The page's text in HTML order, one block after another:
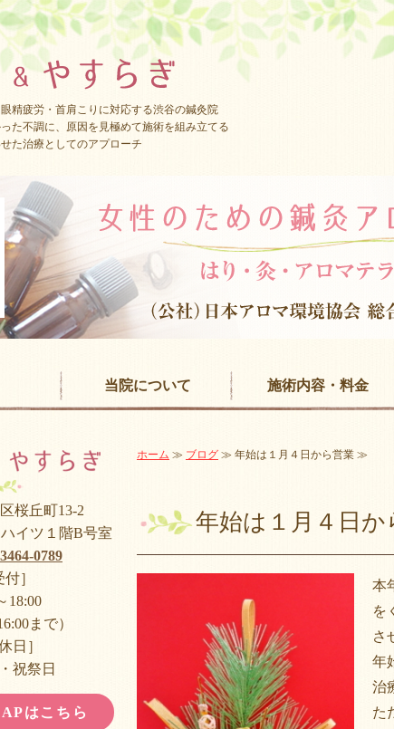
精疲労・首肩こりに対応する渋谷の鍼灸院
た不調に、原因を見極めて施術を組み立てる
た治療としてのアプローチ
当院について 施術内容・料金
ホーム ≫ ブログ ≫ 年始は１月４日から営業 ≫
年始は１月４日か
本
を
さ
年
治
た
桜丘町13-2
イツ１階B号室
0789
付］
18:00
まで）
日］
祝祭日
はこちら